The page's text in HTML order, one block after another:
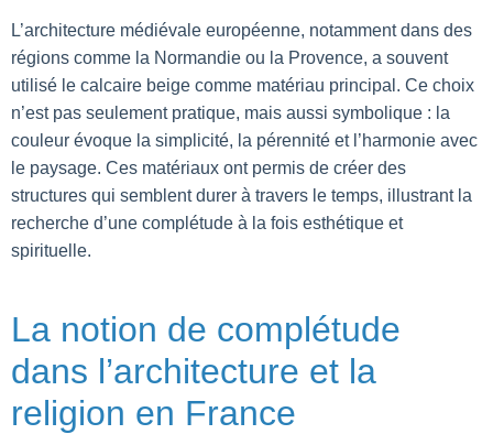
L’architecture médiévale européenne, notamment dans des
régions comme la Normandie ou la Provence, a souvent
utilisé le calcaire beige comme matériau principal. Ce choix
n’est pas seulement pratique, mais aussi symbolique : la
couleur évoque la simplicité, la pérennité et l’harmonie avec
le paysage. Ces matériaux ont permis de créer des
structures qui semblent durer à travers le temps, illustrant la
recherche d’une complétude à la fois esthétique et
spirituelle.
La notion de complétude
dans l’architecture et la
religion en France